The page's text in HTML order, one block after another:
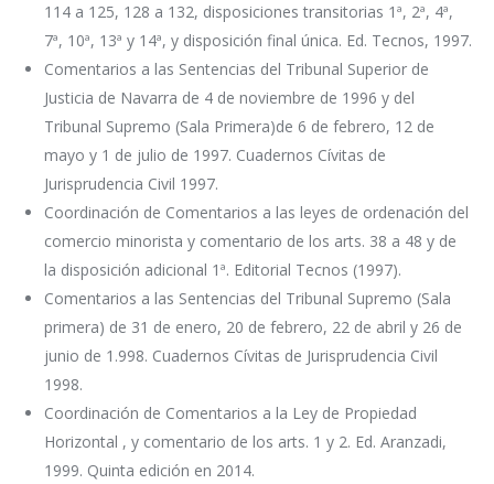
114 a 125, 128 a 132, disposiciones transitorias 1ª, 2ª, 4ª,
7ª, 10ª, 13ª y 14ª, y disposición final única. Ed. Tecnos, 1997.
Comentarios a las Sentencias del Tribunal Superior de
Justicia de Navarra de 4 de noviembre de 1996 y del
Tribunal Supremo (Sala Primera)de 6 de febrero, 12 de
mayo y 1 de julio de 1997. Cuadernos Cívitas de
Jurisprudencia Civil 1997.
Coordinación de Comentarios a las leyes de ordenación del
comercio minorista y comentario de los arts. 38 a 48 y de
la disposición adicional 1ª. Editorial Tecnos (1997).
Comentarios a las Sentencias del Tribunal Supremo (Sala
primera) de 31 de enero, 20 de febrero, 22 de abril y 26 de
junio de 1.998. Cuadernos Cívitas de Jurisprudencia Civil
1998.
Coordinación de Comentarios a la Ley de Propiedad
Horizontal , y comentario de los arts. 1 y 2. Ed. Aranzadi,
1999. Quinta edición en 2014.